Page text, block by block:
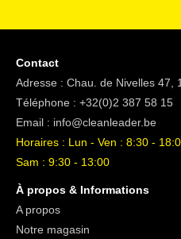
Contact
Adresse : Chau. de Nivelles 47,
Téléphone : +32(0)2 387 58 15
Email : info@cleanleader.be
Horaires : Lun - Ven : 8:30 -
Sam : 9:30 - 13:00
À propos & Informations
A propos
Notre magasin